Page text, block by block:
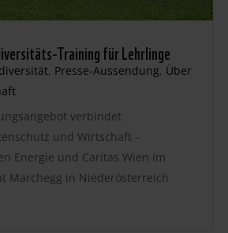
Training für Lehrlinge
, Presse-Aussendung, Über
verbindet
und Wirtschaft –
Energie und Caritas Wien im
Marchegg in Niederösterreich